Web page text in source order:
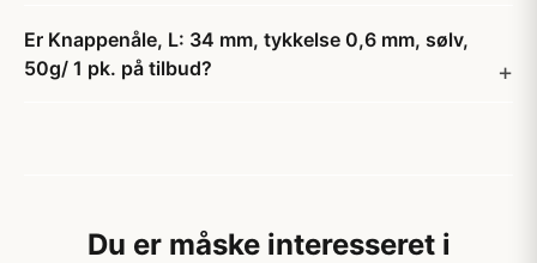
Er Knappenåle, L: 34 mm, tykkelse 0,6 mm, sølv,
50g/ 1 pk. på tilbud?
Du er måske interesseret i